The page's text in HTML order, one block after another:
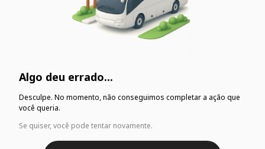
Algo deu errado...
Desculpe. No momento, não conseguimos completar a ação que
você queria.
Se quiser, você pode tentar novamente.